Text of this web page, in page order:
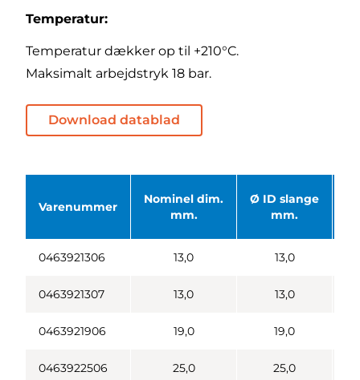
Temperatur:
Temperatur dækker op til +210°C.
Maksimalt arbejdstryk 18 bar.
Download datablad
Varenummer
Nominel dim.
mm.
Ø ID slange
mm.
0463921306 13,0 13,0
0463921307 13,0 13,0
0463921906 19,0 19,0
0463922506 25,0 25,0